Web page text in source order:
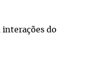
interações do